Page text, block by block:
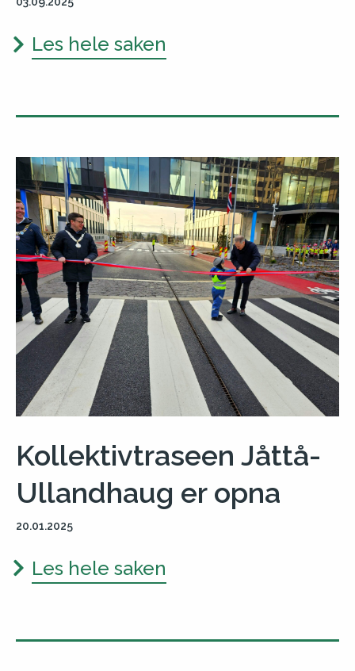
Les hele saken
Kollektivtraseen Jåttå-
Ullandhaug er opna
20.01.2025
Les hele saken